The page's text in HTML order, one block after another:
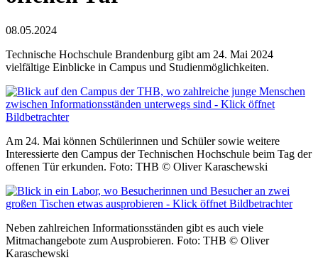
08.05.2024
Technische Hochschule Brandenburg gibt am 24. Mai 2024
vielfältige Einblicke in Campus und Studienmöglichkeiten.
Am 24. Mai können Schülerinnen und Schüler sowie weitere
Interessierte den Campus der Technischen Hochschule beim Tag der
offenen Tür erkunden. Foto: THB © Oliver Karaschewski
Neben zahlreichen Informationsständen gibt es auch viele
Mitmachangebote zum Ausprobieren. Foto: THB © Oliver
Karaschewski